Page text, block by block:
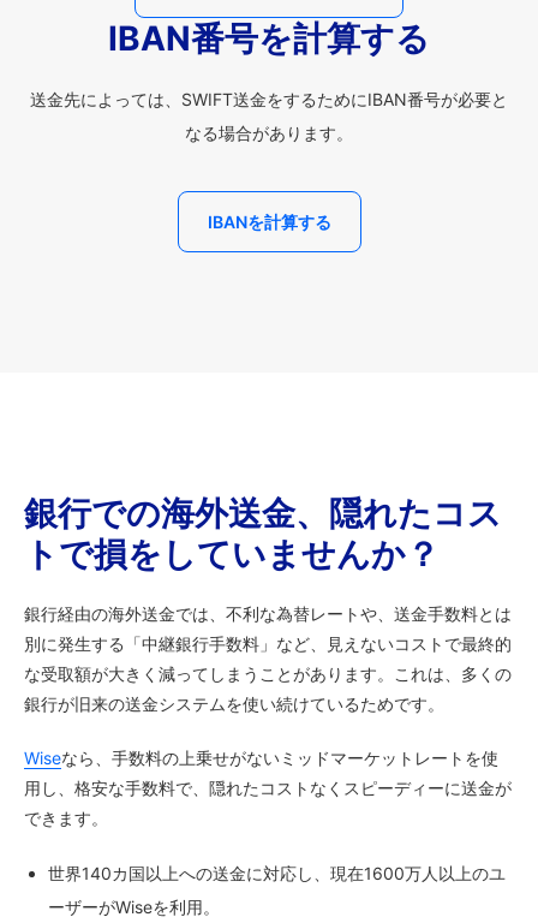
IBAN番号を計算する
送金先によっては、SWIFT送金をするためにIBAN番号が必要と
なる場合があります。
IBANを計算する
銀行での海外送金、隠れたコス
トで損をしていませんか？
銀行経由の海外送金では、不利な為替レートや、送金手数料とは
別に発生する「中継銀行手数料」など、見えないコストで最終的
な受取額が大きく減ってしまうことがあります。これは、多くの
銀行が旧来の送金システムを使い続けているためです。
Wiseなら、手数料の上乗せがないミッドマーケットレートを使
用し、格安な手数料で、隠れたコストなくスピーディーに送金が
できます。
世界140カ国以上への送金に対応し、現在1600万人以上のユ
ーザーがWiseを利用。